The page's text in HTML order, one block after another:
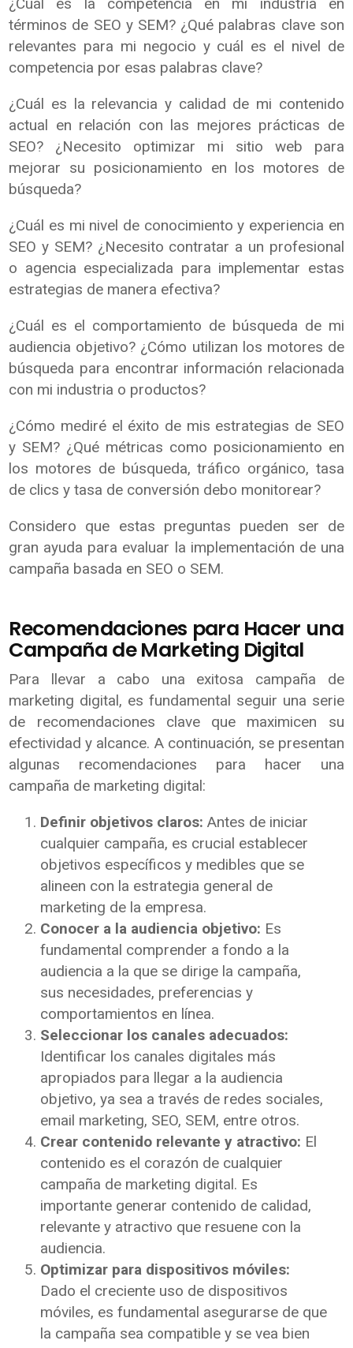
términos de SEO y SEM? ¿Qué palabras clave son
relevantes para mi negocio y cuál es el nivel de
competencia por esas palabras clave?
¿Cuál es la relevancia y calidad de mi contenido
actual en relación con las mejores prácticas de
SEO? ¿Necesito optimizar mi sitio web para
mejorar su posicionamiento en los motores de
búsqueda?
¿Cuál es mi nivel de conocimiento y experiencia en
SEO y SEM? ¿Necesito contratar a un profesional
o agencia especializada para implementar estas
estrategias de manera efectiva?
¿Cuál es el comportamiento de búsqueda de mi
audiencia objetivo? ¿Cómo utilizan los motores de
búsqueda para encontrar información relacionada
con mi industria o productos?
¿Cómo mediré el éxito de mis estrategias de SEO
y SEM? ¿Qué métricas como posicionamiento en
los motores de búsqueda, tráfico orgánico, tasa
de clics y tasa de conversión debo monitorear?
Considero que estas preguntas pueden ser de
gran ayuda para evaluar la implementación de una
campaña basada en SEO o SEM.
Recomendaciones para Hacer una
Campaña de Marketing Digital
Para llevar a cabo una exitosa campaña de
marketing digital, es fundamental seguir una serie
de recomendaciones clave que maximicen su
efectividad y alcance. A continuación, se presentan
algunas recomendaciones para hacer una
campaña de marketing digital:
Definir objetivos claros: Antes de iniciar
cualquier campaña, es crucial establecer
objetivos específicos y medibles que se
alineen con la estrategia general de
marketing de la empresa.
Conocer a la audiencia objetivo: Es
fundamental comprender a fondo a la
audiencia a la que se dirige la campaña,
sus necesidades, preferencias y
comportamientos en línea.
Seleccionar los canales adecuados:
Identificar los canales digitales más
apropiados para llegar a la audiencia
objetivo, ya sea a través de redes sociales,
email marketing, SEO, SEM, entre otros.
Crear contenido relevante y atractivo: El
contenido es el corazón de cualquier
campaña de marketing digital. Es
importante generar contenido de calidad,
relevante y atractivo que resuene con la
audiencia.
Optimizar para dispositivos móviles:
Dado el creciente uso de dispositivos
móviles, es fundamental asegurarse de que
la campaña sea compatible y se vea bien